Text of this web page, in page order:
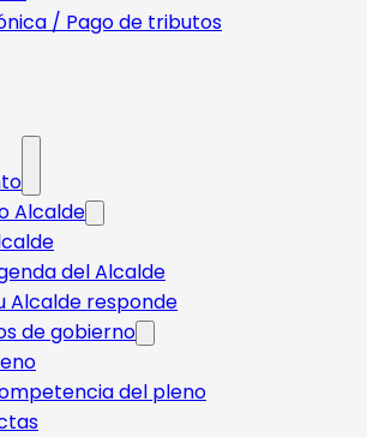
/ Pago de tributos
Alcalde
del Alcalde
Alcalde responde​
de gobierno
del pleno